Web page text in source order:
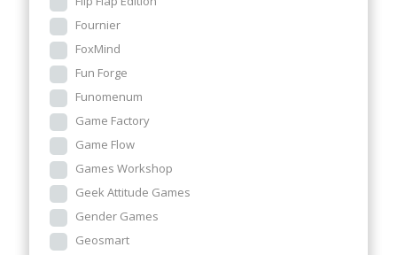
Fournier
FoxMind
Fun Forge
Funomenum
Game Factory
Game Flow
Games Workshop
Geek Attitude Games
Gender Games
Geosmart